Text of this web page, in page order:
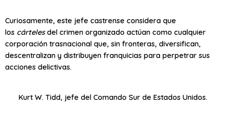
Curiosamente, este jefe castrense considera que
los cártelesdel crimen organizado actúan como cualquier
corporación trasnacional que, sin fronteras, diversifican,
descentralizan y distribuyen franquicias para perpetrar sus
acciones delictivas.
Kurt W. Tidd, jefe del Comando Sur de Estados Unidos.